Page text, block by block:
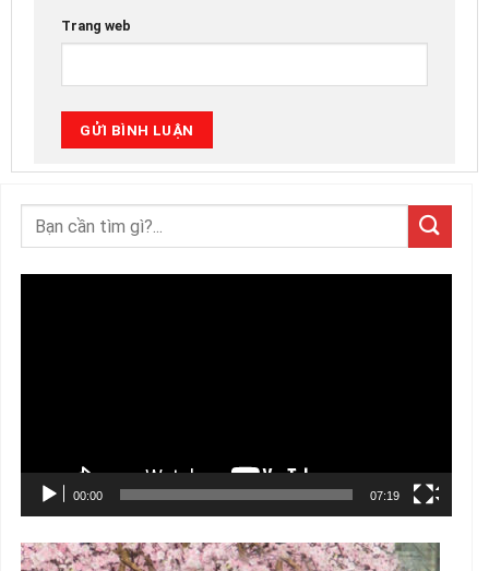
Trang web
00:00 07:19